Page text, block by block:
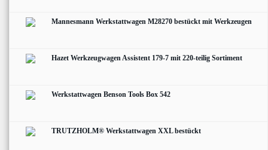
Mannesmann Werkstattwagen M28270 bestückt mit Werkzeugen
Hazet Werkzeugwagen Assistent 179-7 mit 220-teilig Sortiment
Werkstattwagen Benson Tools Box 542
TRUTZHOLM® Werkstattwagen XXL bestückt